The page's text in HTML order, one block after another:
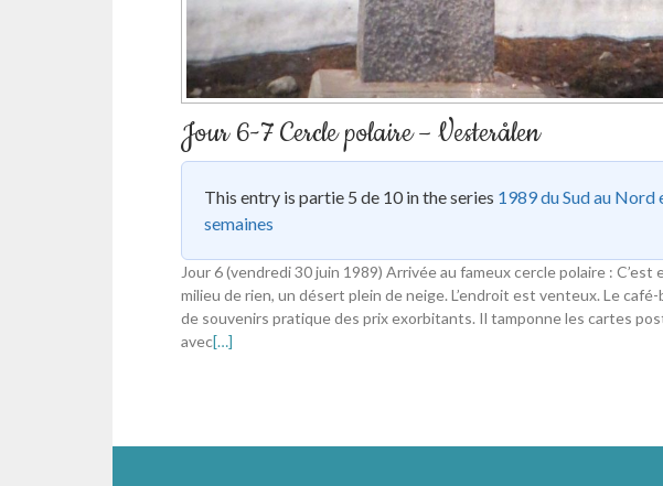
Jour 6-7 Cercle polaire – Vesterålen
This entry is partie 5 de 10 in the series 1989 du Sud au Nord
semaines
Jour 6 (vendredi 30 juin 1989) Arrivée au fameux cercle polaire : C’est
milieu de rien, un désert plein de neige. L’endroit est venteux. Le
de souvenirs pratique des prix exorbitants. Il tamponne les cartes
avec[…]